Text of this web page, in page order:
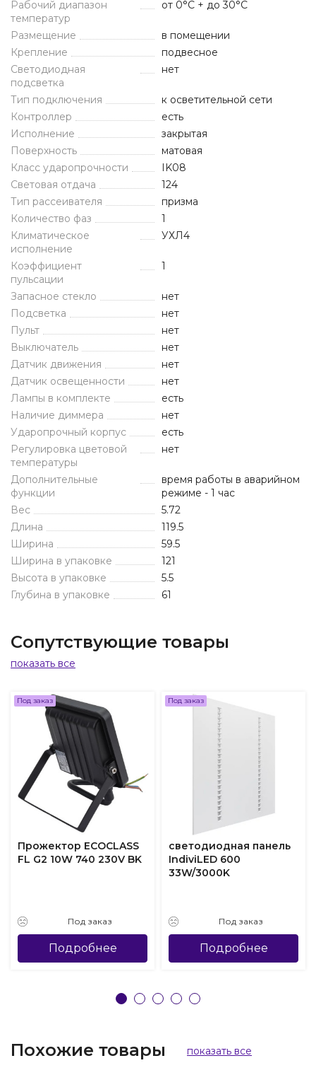
Рабочий диапазон
температур
от 0°C + до 30°C
Размещение
в помещении
Крепление
подвесное
Светодиодная
подсветка
нет
Тип подключения
к осветительной сети
Контроллер
есть
Исполнение
закрытая
Поверхность
матовая
Класс ударопрочности
IK08
Световая отдача
124
Тип рассеивателя
призма
Количество фаз
1
Климатическое
исполнение
УХЛ4
Коэффициент
пульсации
1
Запасное стекло
нет
Подсветка
нет
Пульт
нет
Выключатель
нет
Датчик движения
нет
Датчик освещенности
нет
Лампы в комплекте
есть
Наличие диммера
нет
Ударопрочный корпус
есть
Регулировка цветовой
температуры
нет
Дополнительные
функции
время работы в аварийном
режиме - 1 час
Вес
5.72
Длина
119.5
Ширина
59.5
Ширина в упаковке
121
Высота в упаковке
5.5
Глубина в упаковке
61
Сопутствующие товары
показать все
Под заказ
Прожектор ECOCLASS
FL G2 10W 740 230V BK
Под заказ
Подробнее
Под заказ
светодиодная панель
IndiviLED 600
33W/3000K
Под заказ
Подробнее
Похожие товары показать все